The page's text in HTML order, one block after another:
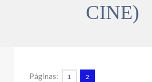
CINE)
Páginas: 1 2